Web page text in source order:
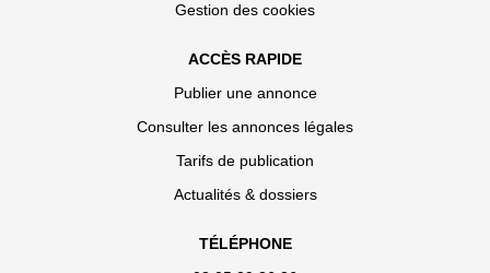
Gestion des cookies
ACCÈS RAPIDE
Publier une annonce
Consulter les annonces légales
Tarifs de publication
Actualités & dossiers
TÉLÉPHONE